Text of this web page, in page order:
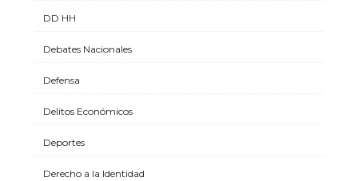
DD HH
Debates Nacionales
Defensa
Delitos Económicos
Deportes
Derecho a la Identidad